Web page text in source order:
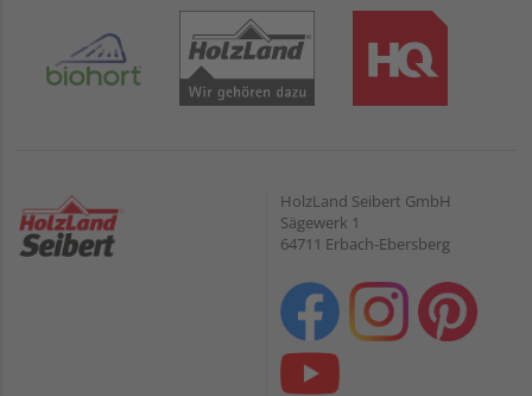
HolzLand Seibert GmbH
Sägewerk 1
64711 Erbach-Ebersberg